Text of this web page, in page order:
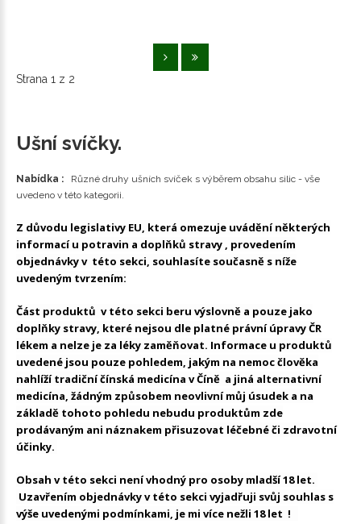
Strana 1 z 2
Ušní svíčky.
Nabídka :
Různé druhy ušních svíček s výběrem obsahu silic - vše
uvedeno v této kategorii.
Z důvodu legislativy EU, která omezuje uvádění některých
informací u potravin a doplňků stravy , provedením
objednávky v této sekci, souhlasíte současně s níže
uvedeným tvrzením:
Část produktů v této sekci beru výslovně a pouze jako
doplňky stravy, které nejsou dle platné právní úpravy ČR
lékem a nelze je za léky zaměňovat. Informace u produktů
uvedené jsou pouze pohledem, jakým na nemoc člověka
nahlíží tradiční čínská medicína v Číně a jiná alternativní
medicína, žádným způsobem neovlivní můj úsudek a na
základě tohoto pohledu nebudu produktům zde
prodávaným ani náznakem přisuzovat léčebné či zdravotní
účinky.
Obsah v této sekci není vhodný pro osoby mladší 18 let.
Uzavřením objednávky v této sekci vyjadřuji svůj souhlas s
výše uvedenými podmínkami, je mi více nežli 18 let !